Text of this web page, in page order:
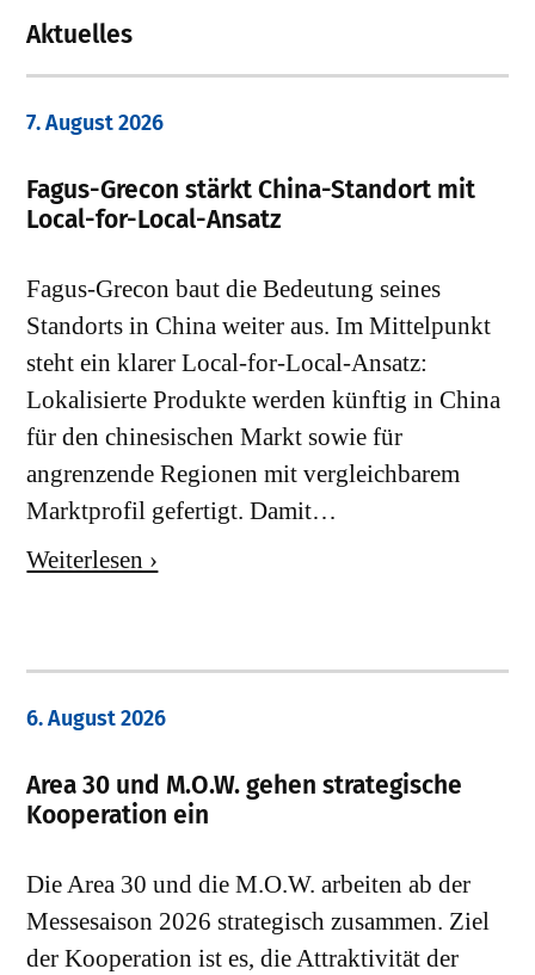
Aktuelles
7. August 2026
Fagus-Grecon stärkt China-Standort mit
Local-for-Local-Ansatz
Fagus-Grecon baut die Bedeutung seines
Standorts in China weiter aus. Im Mittelpunkt
steht ein klarer Local-for-Local-Ansatz:
Lokalisierte Produkte werden künftig in China
für den chinesischen Markt sowie für
angrenzende Regionen mit vergleichbarem
Marktprofil gefertigt. Damit…
Weiterlesen ›
6. August 2026
Area 30 und M.O.W. gehen strategische
Kooperation ein
Die Area 30 und die M.O.W. arbeiten ab der
Messesaison 2026 strategisch zusammen. Ziel
der Kooperation ist es, die Attraktivität der